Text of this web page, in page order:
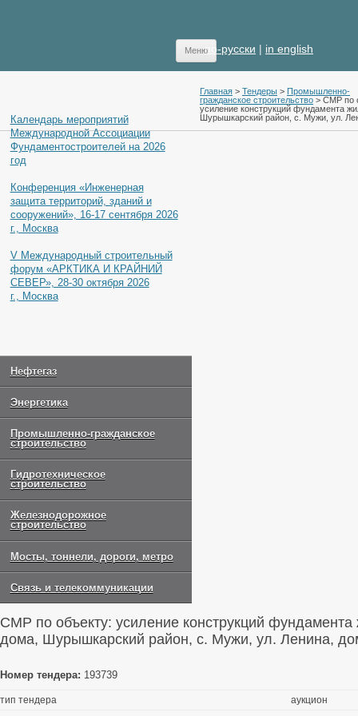
по-русски | in english
Меню
Календарь мероприятий
Международной Ассоциации
Фундаментостроителей на 2026
год
Конференция «Инженерная
защита территорий, зданий и
сооружений», 16-17 сентября 2026
г., Москва
V Международный строительный
форум «АРКТИКА И КРАЙНИЙ
СЕВЕР», 28-30 октября 2026
г., Москва
Нефтегаз
Энергетика
Промышленно-гражданское
строительство
Гидротехническое
строительство
Железнодорожное
строительство
Мосты, тоннели, дороги, метро
Связь и телекоммуникации
Главная > Тендеры > Промышленно-
гражданское строительство > СМР по
усиление конструкций фундамента
Шурышкарский район, с. Мужи, ул.
СМР по объекту: усиление конструкций фундамента
дома, Шурышкарский район, с. Мужи, ул. Ленина,
Номер тендера: 193739
тип тендера
аукцион